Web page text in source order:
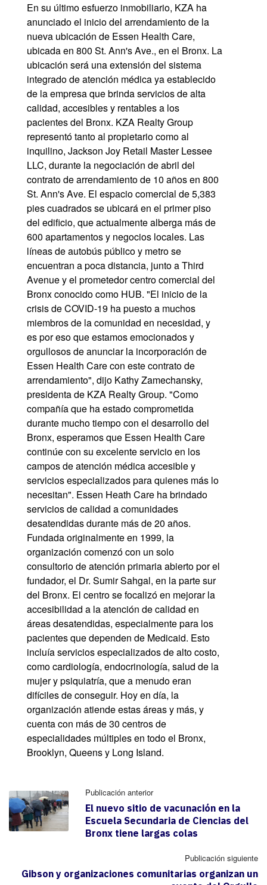
En su último esfuerzo inmobiliario, KZA ha
anunciado el inicio del arrendamiento de la
nueva ubicación de Essen Health Care,
ubicada en 800 St. Ann's Ave., en el Bronx. La
ubicación será una extensión del sistema
integrado de atención médica ya establecido
de la empresa que brinda servicios de alta
calidad, accesibles y rentables a los
pacientes del Bronx. KZA Realty Group
representó tanto al propietario como al
inquilino, Jackson Joy Retail Master Lessee
LLC, durante la negociación de abril del
contrato de arrendamiento de 10 años en 800
St. Ann's Ave. El espacio comercial de 5,383
pies cuadrados se ubicará en el primer piso
del edificio, que actualmente alberga más de
600 apartamentos y negocios locales. Las
líneas de autobús público y metro se
encuentran a poca distancia, junto a Third
Avenue y el prometedor centro comercial del
Bronx conocido como HUB. "El inicio de la
crisis de COVID-19 ha puesto a muchos
miembros de la comunidad en necesidad, y
es por eso que estamos emocionados y
orgullosos de anunciar la incorporación de
Essen Health Care con este contrato de
arrendamiento", dijo Kathy Zamechansky,
presidenta de KZA Realty Group. "Como
compañía que ha estado comprometida
durante mucho tiempo con el desarrollo del
Bronx, esperamos que Essen Health Care
continúe con su excelente servicio en los
campos de atención médica accesible y
servicios especializados para quienes más lo
necesitan". Essen Heath Care ha brindado
servicios de calidad a comunidades
desatendidas durante más de 20 años.
Fundada originalmente en 1999, la
organización comenzó con un solo
consultorio de atención primaria abierto por el
fundador, el Dr. Sumir Sahgal, en la parte sur
del Bronx. El centro se focalizó en mejorar la
accesibilidad a la atención de calidad en
áreas desatendidas, especialmente para los
pacientes que dependen de Medicaid. Esto
incluía servicios especializados de alto costo,
como cardiología, endocrinología, salud de la
mujer y psiquiatría, que a menudo eran
difíciles de conseguir. Hoy en día, la
organización atiende estas áreas y más, y
cuenta con más de 30 centros de
especialidades múltiples en todo el Bronx,
Brooklyn, Queens y Long Island.
Publicación anterior
El nuevo sitio de vacunación en la
Escuela Secundaria de Ciencias del
Bronx tiene largas colas
Publicación siguiente
Gibson y organizaciones comunitarias organizan un